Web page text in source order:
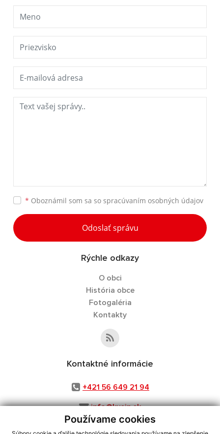
Používame cookies
* Oboznámil som sa so spracúvaním osobných údajov
Odoslať správu
Rýchle odkazy
O obci
História obce
Fotogaléria
Kontakty
Kontaktné informácie
+421 56 649 21 94
info@kusin.sk